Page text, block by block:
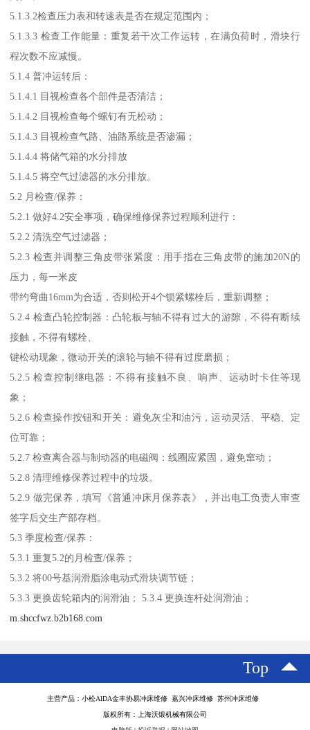
5.1.3.2检查压力表和转速表是否在规定范围内；
5.1.3.3 检查工作能量：重复若干次工作运转，在满负荷时，滑块行
程次数不应减慢。
5.1.4 普冲运转后：
5.1.4.1 目视检查各个部件是否清洁；
5.1.4.2 目视检查每个螺钉有无松动；
5.1.4.3 目视检查气路、油路系统是否渗漏；
5.1.4.4 将储气箱的水分排放
5.1.4.5 将空气过滤器的水分排放。
5.2 月检查/保养：
5.2.1 做好4.2安全事项，确保维修保养过程顺利进行：
5.2.2 清洗空气过滤器；
5.2.3 检查并调整三角皮带张紧度：用手指在三角皮带的施加20N的
压力，每一米皮
带约弯曲16mm为合适，否则松开4个锁紧螺栓后，重新调整；
5.2.4 检查凸轮控制器：凸轮板与轴不得有过大的游隙，不得有断续
接触，不得有螺栓、
键松动现象，微动开关的滚轮与轴不得有过度磨损；
5.2.5 检查控制继电器：不得有接触不良、响声、运动时卡住等现
象；
5.2.6 检查操作按钮和开关：避免灰尘和油污，运动灵活、平稳、定
位可靠；
5.2.7 检查离合器与制动器的电磁阀：线圈应紧固，避免窜动；
5.2.8 清理维修保养过程中的垃圾。
5.2.9 做完保养，填写《普通冲床月保养表》，并出电工负责人审查
签字后交生产部存档。
5.3 季度检查/保养：
5.3.1 重复5.2的月检查/保养；
5.3.2 将00号基润滑脂涂电动式滑块调节链；
5.3.3 更换齿轮箱内的润滑油； 5.3.4 更换连杆处润滑油；
m.shccfwz.b2b168.com
Top
主营产品：小松AlDA金丰协易冲床维修 嘉兴冲床维修 苏州冲床维修
版权所有：上海沃锻机械有限公司